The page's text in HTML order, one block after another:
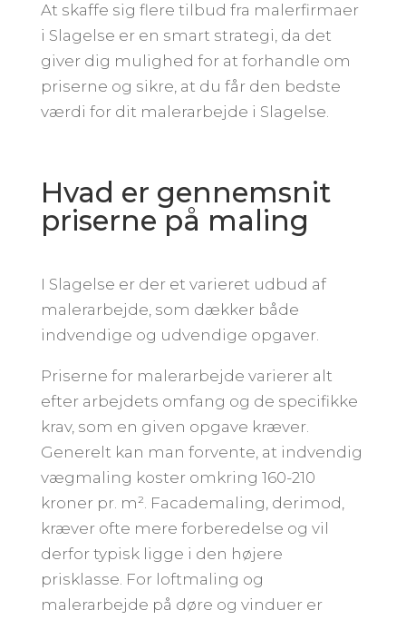
At skaffe sig flere tilbud fra malerfirmaer
i Slagelse er en smart strategi, da det
giver dig mulighed for at forhandle om
priserne og sikre, at du får den bedste
værdi for dit malerarbejde i Slagelse.
Hvad er gennemsnit
priserne på maling
I Slagelse er der et varieret udbud af
malerarbejde, som dækker både
indvendige og udvendige opgaver.
Priserne for malerarbejde varierer alt
efter arbejdets omfang og de specifikke
krav, som en given opgave kræver.
Generelt kan man forvente, at indvendig
vægmaling koster omkring 160-210
kroner pr. m². Facademaling, derimod,
kræver ofte mere forberedelse og vil
derfor typisk ligge i den højere
prisklasse. For loftmaling og
malerarbejde på døre og vinduer er